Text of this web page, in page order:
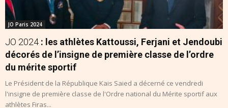
JO Paris 2024
JO 2024 : les athlètes Kattoussi, Ferjani et Jendoubi
décorés de l’insigne de première classe de l’ordre
du mérite sportif
Le Président de la République Kais Saied a décerné ce vendredi
l'insigne de première classe de l'Ordre national du Mérite sportif aux
athlètes Firas...